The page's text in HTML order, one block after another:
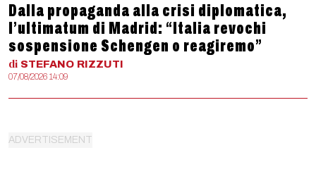
Dalla propaganda alla crisi diplomatica,
l’ultimatum di Madrid: “Italia revochi
sospensione Schengen o reagiremo”
di STEFANO RIZZUTI
07/08/2026 14:09